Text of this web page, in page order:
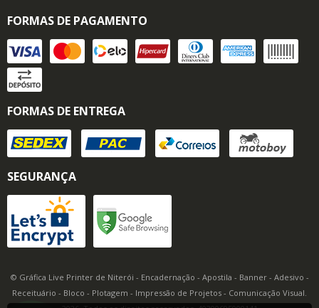
FORMAS DE PAGAMENTO
FORMAS DE ENTREGA
SEGURANÇA
© Gráfica Live Printer de Niterói - Encadernação - Apostila - Banner - Adesivo -
Receituário - Bloco - Plotagem - Impressão de Projetos - Comunicação Visual.